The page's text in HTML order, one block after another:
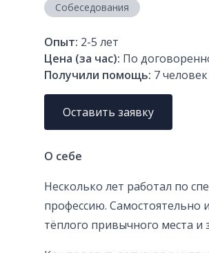
Собеседования
Опыт: 2-5 лет
Цена (за час): По
Получили помощь: 7человек
Оставить заявку
О себе
Несколько лет работал по
профессию. Самостоятельно
тёплого привычного места